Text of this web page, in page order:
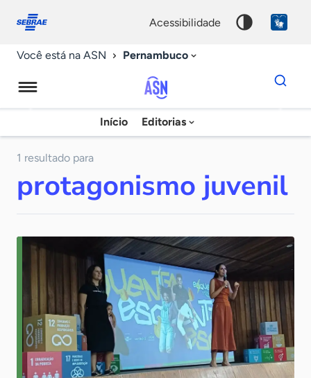
conosco
acessibilidade
Você está na ASN Pernambuco
Agência
Sebrae
Notícias
Início Editorias
Dados
para
chave
1 resultado para
protagonismo juvenil